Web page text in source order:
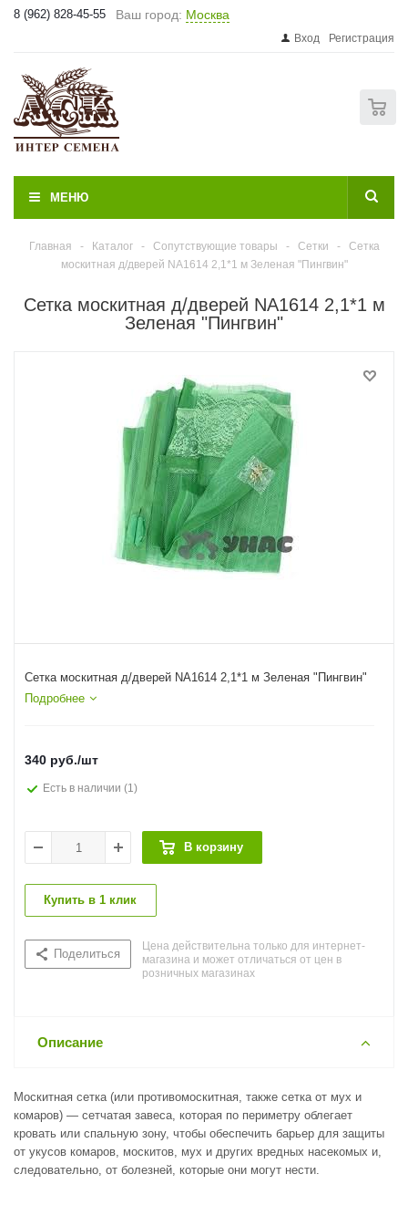
8 (962) 828-45-55 Ваш город: Москва
Вход Регистрация
МЕНЮ
Главная - Каталог - Сопутствующие товары - Сетки -
Сетка
москитная д/дверей NA1614 2,1*1 м Зеленая "Пингвин"
Сетка москитная д/дверей NA1614 2,1*1 м
Зеленая "Пингвин"
Сетка москитная д/дверей NA1614 2,1*1 м Зеленая "Пингвин"
Подробнее
340 руб./шт
Есть в наличии (1)
В корзину
Купить в 1 клик
Поделиться
Цена действительна только для интернет-
магазина и может отличаться от цен в
розничных магазинах
Описание
Москитная сетка (или противомоскитная, также сетка от мух и
комаров) — сетчатая завеса, которая по периметру облегает
кровать или спальную зону, чтобы обеспечить барьер для защиты
от укусов комаров, москитов, мух и других вредных насекомых и,
следовательно, от болезней, которые они могут нести.